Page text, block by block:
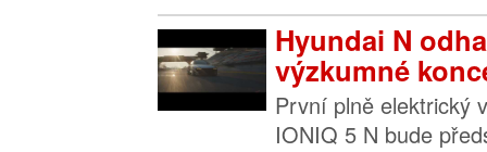
Hyundai N
výzkumné
První plně elektrický
IONIQ 5 N bude